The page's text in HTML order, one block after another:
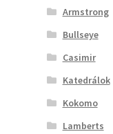
Armstrong
Bullseye
Casimir
Katedrálok
Kokomo
Lamberts